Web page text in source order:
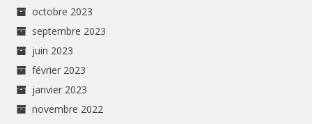
octobre 2023
septembre 2023
juin 2023
février 2023
janvier 2023
novembre 2022